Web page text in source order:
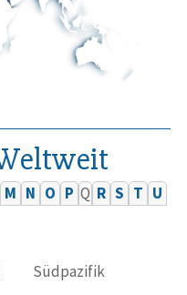
M N O P Q R S T U
Südpazifik